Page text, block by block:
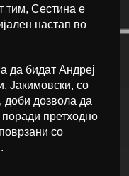
тим, Сестина е
настап во
да бидат Андреј
Јакимовски, со
доби дозвола да
претходно
со